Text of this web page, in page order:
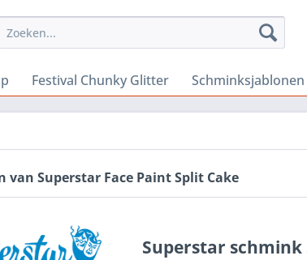
Festival Chunky Glitter Schminksjablonen
van Superstar Face Paint Split Cake
Superstar schmink